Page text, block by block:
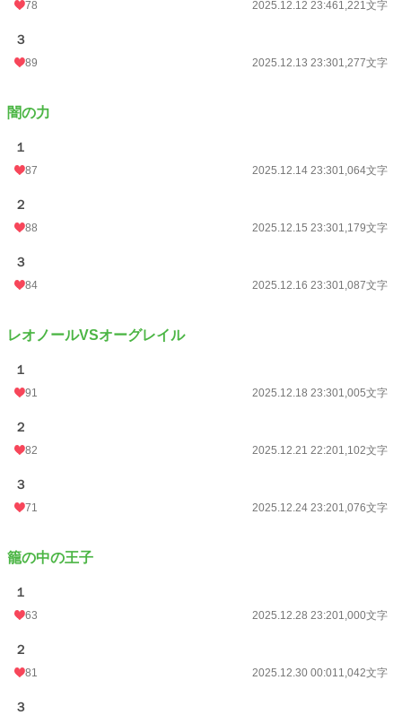
78 2025.12.12 23:461,221文字
３
89 2025.12.13 23:301,277文字
闇の力
１
87 2025.12.14 23:301,064文字
２
88 2025.12.15 23:301,179文字
３
84 2025.12.16 23:301,087文字
レオノールVSオーグレイル
１
91 2025.12.18 23:301,005文字
２
82 2025.12.21 22:201,102文字
３
71 2025.12.24 23:201,076文字
籠の中の王子
１
63 2025.12.28 23:201,000文字
２
81 2025.12.30 00:011,042文字
３